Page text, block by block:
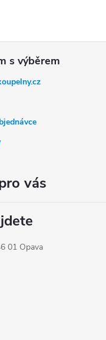
vás
01 Opava